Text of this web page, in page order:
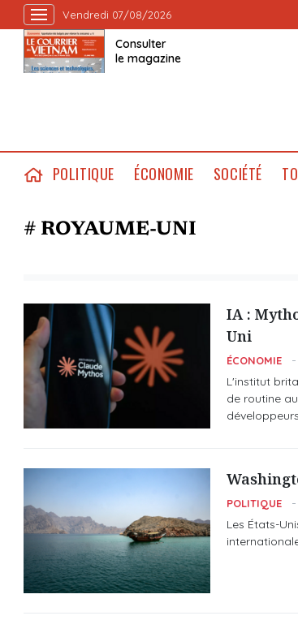
Vendredi 07/08/2026
Consulter
le magazine
POLITIQUE ÉCONOMIE SOCIÉTÉ
# ROYAUME-UNI
IA :
Uni
ÉCONOMIE
L'institut
de routine
POLITIQUE
Les États-